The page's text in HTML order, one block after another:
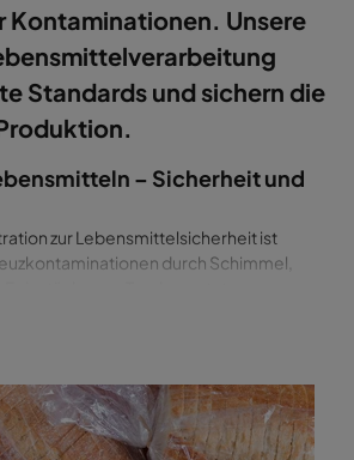
Kontaminationen. Unsere
Standards und sichern die
– Sicherheit und
zur Lebensmittelsicherheit ist
durch Schimmel,
aus Trockenzutaten zu
Staubabscheidern für
und steigern die Betriebseffizienz.
Lebensmittelindustrie